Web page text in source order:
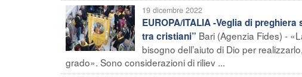
19 dicembre 2022
EUROPA/ITALIA -Veglia di
tra cristiani” Bari (Agenzia Fides) -
bisogno dell’aiuto di Dio per
grado». Sono considerazioni di riliev ...